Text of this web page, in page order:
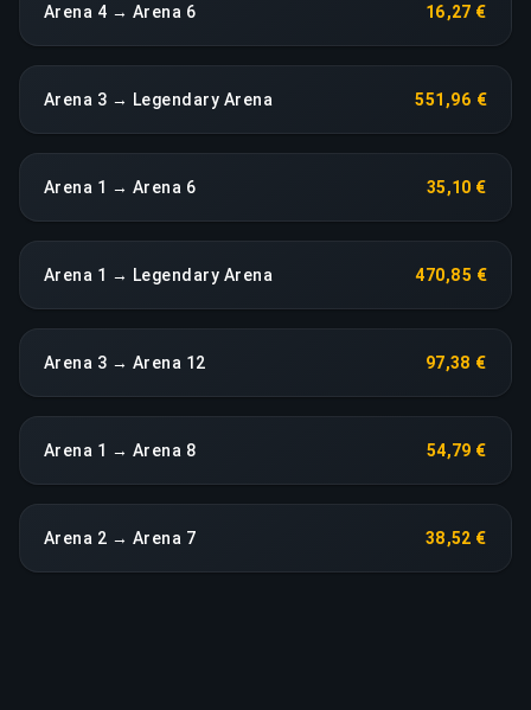
Arena 4 → Arena 6 16,27 €
Arena 3 → Legendary Arena 551,96 €
Arena 1 → Arena 6 35,10 €
Arena 1 → Legendary Arena 470,85 €
Arena 3 → Arena 12 97,38 €
Arena 1 → Arena 8 54,79 €
Arena 2 → Arena 7 38,52 €